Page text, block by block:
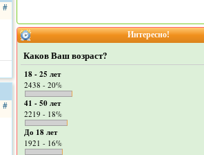
#
#
Интересно!
Каков Ваш возраст?
18 - 25 лет
2438 - 20%
41 - 50 лет
2219 - 18%
До 18 лет
1921 - 16%